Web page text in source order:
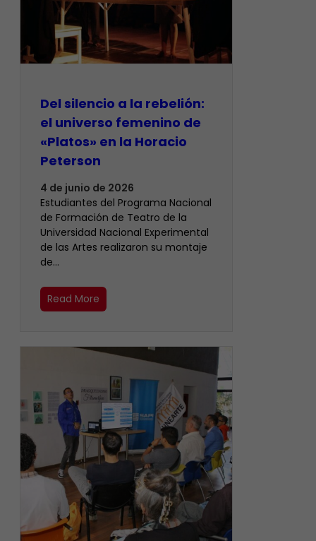
Del silencio a la rebelión:
el universo femenino de
«Platos» en la Horacio
Peterson
4 de junio de 2026
Estudiantes del Programa Nacional
de Formación de Teatro de la
Universidad Nacional Experimental
de las Artes realizaron su montaje
de…
Read More